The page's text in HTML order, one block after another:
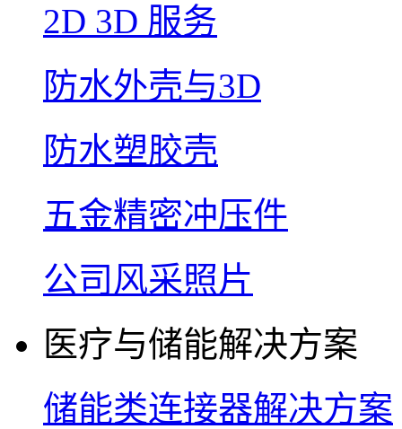
2D 3D 服务
防水外壳与3D
防水塑胶壳
五金精密冲压件
公司风采照片
医疗与储能解决方案
储能类连接器解决方案